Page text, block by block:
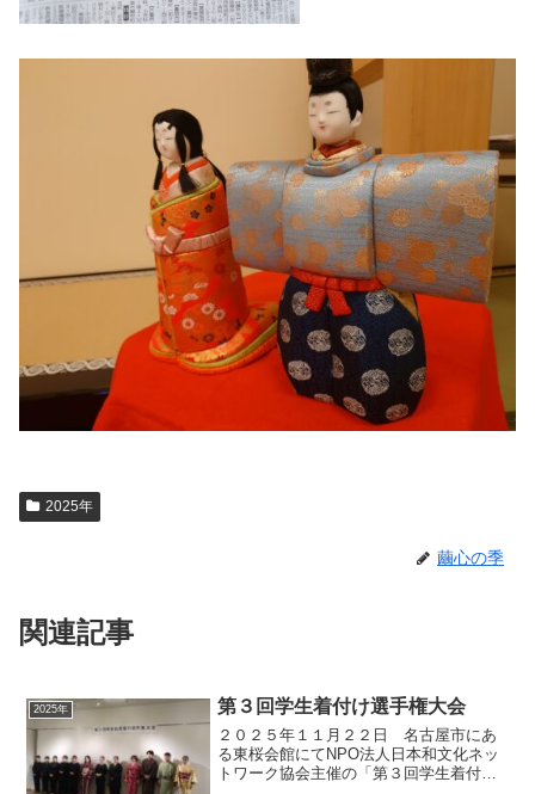
2025年
繭心の季
関連記事
2025年 第３回学生着付け選手権大会
２０２５年１１月２２日 名古屋市にあ
る東桜会館にてNPO法人日本和文化ネッ
トワーク協会主催の「第３回学生着付け